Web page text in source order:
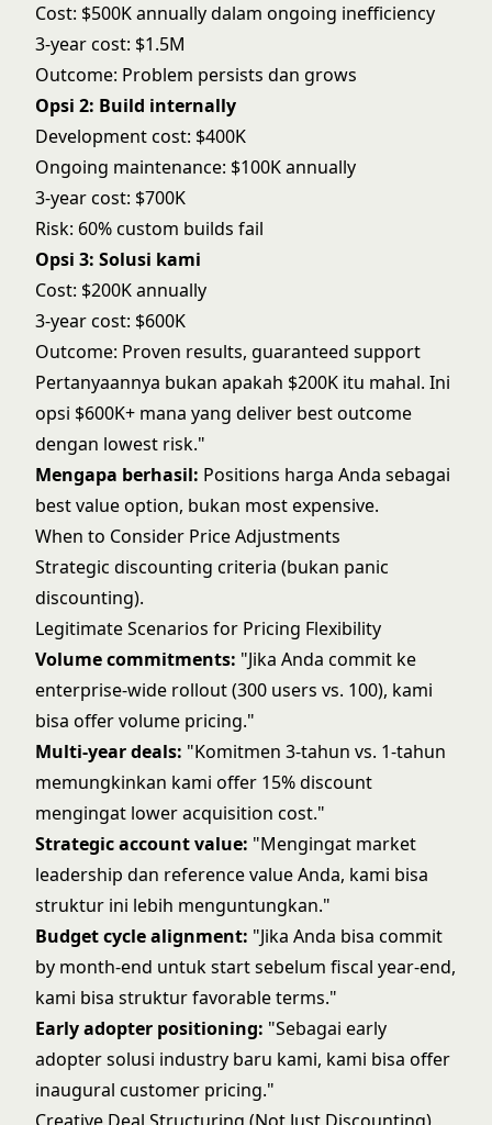
Cost: $500K annually dalam ongoing inefficiency
3-year cost: $1.5M
Outcome: Problem persists dan grows
Opsi 2: Build internally
Development cost: $400K
Ongoing maintenance: $100K annually
3-year cost: $700K
Risk: 60% custom builds fail
Opsi 3: Solusi kami
Cost: $200K annually
3-year cost: $600K
Outcome: Proven results, guaranteed support
Pertanyaannya bukan apakah $200K itu mahal. Ini
opsi $600K+ mana yang deliver best outcome
dengan lowest risk."
Mengapa berhasil: Positions harga Anda sebagai
best value option, bukan most expensive.
When to Consider Price Adjustments
Strategic discounting criteria (bukan panic
discounting).
Legitimate Scenarios for Pricing Flexibility
Volume commitments: "Jika Anda commit ke
enterprise-wide rollout (300 users vs. 100), kami
bisa offer volume pricing."
Multi-year deals: "Komitmen 3-tahun vs. 1-tahun
memungkinkan kami offer 15% discount
mengingat lower acquisition cost."
Strategic account value: "Mengingat market
leadership dan reference value Anda, kami bisa
struktur ini lebih menguntungkan."
Budget cycle alignment: "Jika Anda bisa commit
by month-end untuk start sebelum fiscal year-end,
kami bisa struktur favorable terms."
Early adopter positioning: "Sebagai early
adopter solusi industry baru kami, kami bisa offer
inaugural customer pricing."